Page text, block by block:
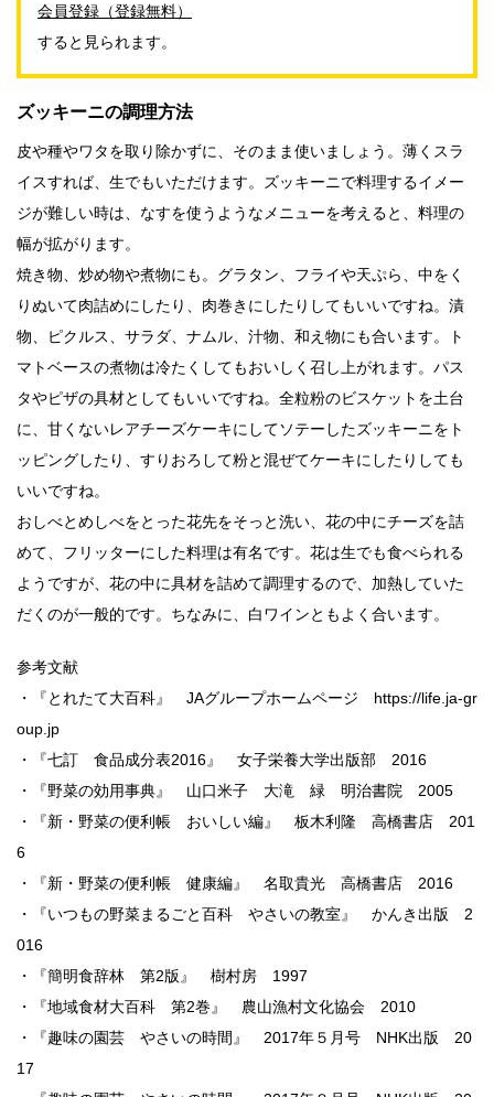
会員登録（登録無料）
すると見られます。
ズッキーニの調理方法
皮や種やワタを取り除かずに、そのまま使いましょう。薄くスラ
イスすれば、生でもいただけます。ズッキーニで料理するイメー
ジが難しい時は、なすを使うようなメニューを考えると、料理の
幅が拡がります。
焼き物、炒め物や煮物にも。グラタン、フライや天ぷら、中をく
りぬいて肉詰めにしたり、肉巻きにしたりしてもいいですね。漬
物、ピクルス、サラダ、ナムル、汁物、和え物にも合います。ト
マトベースの煮物は冷たくしてもおいしく召し上がれます。パス
タやピザの具材としてもいいですね。全粒粉のビスケットを土台
に、甘くないレアチーズケーキにしてソテーしたズッキーニをト
ッピングしたり、すりおろして粉と混ぜてケーキにしたりしても
いいですね。
おしべとめしべをとった花先をそっと洗い、花の中にチーズを詰
めて、フリッターにした料理は有名です。花は生でも食べられる
ようですが、花の中に具材を詰めて調理するので、加熱していた
だくのが一般的です。ちなみに、白ワインともよく合います。
参考文献
・『とれたて大百科』 JAグループホームページ https://life.ja-gr
oup.jp
・『七訂 食品成分表2016』 女子栄養大学出版部 2016
・『野菜の効用事典』 山口米子 大滝 緑 明治書院 2005
・『新・野菜の便利帳 おいしい編』 板木利隆 高橋書店 201
6
・『新・野菜の便利帳 健康編』 名取貴光 高橋書店 2016
・『いつもの野菜まるごと百科 やさいの教室』 かんき出版 2
016
・『簡明食辞林 第2版』 樹村房 1997
・『地域食材大百科 第2巻』 農山漁村文化協会 2010
・『趣味の園芸 やさいの時間』 2017年５月号 NHK出版 20
17